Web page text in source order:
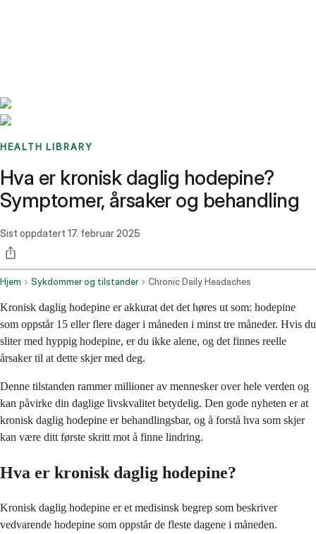
HEALTH LIBRARY
Hva er kronisk daglig hodepine?
Symptomer, årsaker og behandling
Sist oppdatert 17. februar 2025
Hjem Sykdommer og tilstander Chronic Daily Headaches
Kronisk daglig hodepine er akkurat det det høres ut som: hodepine
som oppstår 15 eller flere dager i måneden i minst tre måneder. Hvis du
sliter med hyppig hodepine, er du ikke alene, og det finnes reelle
årsaker til at dette skjer med deg.
Denne tilstanden rammer millioner av mennesker over hele verden og
kan påvirke din daglige livskvalitet betydelig. Den gode nyheten er at
kronisk daglig hodepine er behandlingsbar, og å forstå hva som skjer
kan være ditt første skritt mot å finne lindring.
Hva er kronisk daglig hodepine?
Kronisk daglig hodepine er et medisinsk begrep som beskriver
vedvarende hodepine som oppstår de fleste dagene i måneden.